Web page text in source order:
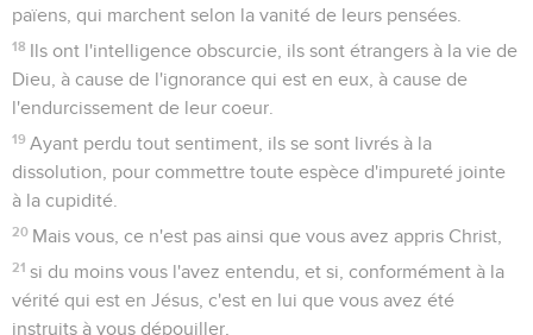
païens, qui marchent selon la vanité de leurs pensées.
18 Ils ont l'intelligence obscurcie, ils sont étrangers à la vie de
Dieu, à cause de l'ignorance qui est en eux, à cause de
l'endurcissement de leur coeur.
19 Ayant perdu tout sentiment, ils se sont livrés à la
dissolution, pour commettre toute espèce d'impureté jointe
à la cupidité.
20 Mais vous, ce n'est pas ainsi que vous avez appris Christ,
21 si du moins vous l'avez entendu, et si, conformément à la
vérité qui est en Jésus, c'est en lui que vous avez été
instruits à vous dépouiller,